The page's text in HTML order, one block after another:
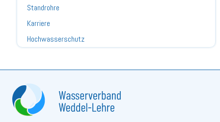
Standrohre
Karriere
Hochwasserschutz